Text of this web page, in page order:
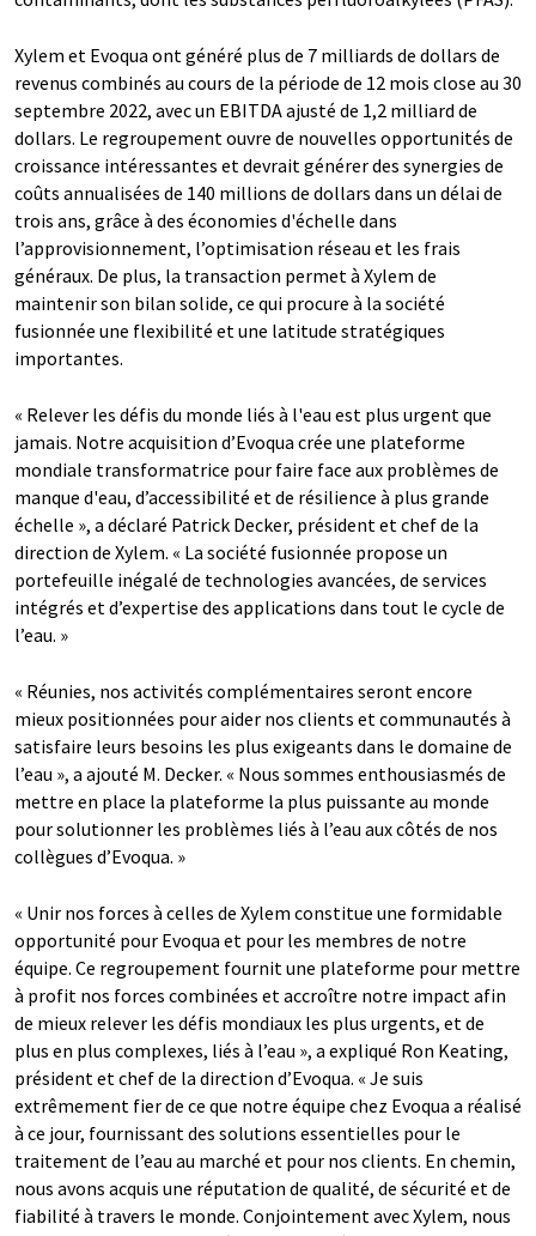
Xylem et Evoqua ont généré plus de 7 milliards de dollars de
revenus combinés au cours de la période de 12 mois close au 30
septembre 2022, avec un EBITDA ajusté de 1,2 milliard de
dollars. Le regroupement ouvre de nouvelles opportunités de
croissance intéressantes et devrait générer des synergies de
coûts annualisées de 140 millions de dollars dans un délai de
trois ans, grâce à des économies d'échelle dans
l’approvisionnement, l’optimisation réseau et les frais
généraux. De plus, la transaction permet à Xylem de
maintenir son bilan solide, ce qui procure à la société
fusionnée une flexibilité et une latitude stratégiques
importantes.
« Relever les défis du monde liés à l'eau est plus urgent que
jamais. Notre acquisition d’Evoqua crée une plateforme
mondiale transformatrice pour faire face aux problèmes de
manque d'eau, d’accessibilité et de résilience à plus grande
échelle », a déclaré Patrick Decker, président et chef de la
direction de Xylem. « La société fusionnée propose un
portefeuille inégalé de technologies avancées, de services
intégrés et d’expertise des applications dans tout le cycle de
l’eau. »
« Réunies, nos activités complémentaires seront encore
mieux positionnées pour aider nos clients et communautés à
satisfaire leurs besoins les plus exigeants dans le domaine de
l’eau », a ajouté M. Decker. « Nous sommes enthousiasmés de
mettre en place la plateforme la plus puissante au monde
pour solutionner les problèmes liés à l’eau aux côtés de nos
collègues d’Evoqua. »
« Unir nos forces à celles de Xylem constitue une formidable
opportunité pour Evoqua et pour les membres de notre
équipe. Ce regroupement fournit une plateforme pour mettre
à profit nos forces combinées et accroître notre impact afin
de mieux relever les défis mondiaux les plus urgents, et de
plus en plus complexes, liés à l’eau », a expliqué Ron Keating,
président et chef de la direction d’Evoqua. « Je suis
extrêmement fier de ce que notre équipe chez Evoqua a réalisé
à ce jour, fournissant des solutions essentielles pour le
traitement de l’eau au marché et pour nos clients. En chemin,
nous avons acquis une réputation de qualité, de sécurité et de
fiabilité à travers le monde. Conjointement avec Xylem, nous